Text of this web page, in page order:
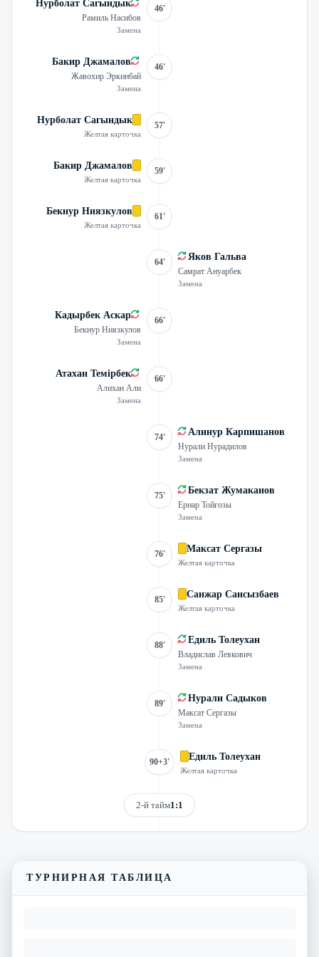
Нурболат Сагындык
Рамиль Насибов
Замена
46'
Бакир Джамалов
Жавохир Эркинбай
Замена
46'
Нурболат Сагындык
Желтая карточка
57'
Бакир Джамалов
Желтая карточка
59'
Бекнур Ниязкулов
Желтая карточка
61'
64' Яков Гальва
Самрат Ануарбек
Замена
Кадырбек Аскар
Бекнур Ниязкулов
Замена
66'
Атахан Темірбек
Алихан Али
Замена
66'
74' Алинур Карпишанов
Нурали Нурадилов
Замена
75' Бекзат Жумаканов
Ернар Тойғозы
Замена
76' Максат Сергазы
Желтая карточка
85' Санжар Сансызбаев
Желтая карточка
88' Едиль Толеухан
Владислав Левкович
Замена
89' Нурали Садыков
Максат Сергазы
Замена
90+3' Едиль Толеухан
Желтая карточка
2-й тайм1:1
ТУРНИРНАЯ ТАБЛИЦА